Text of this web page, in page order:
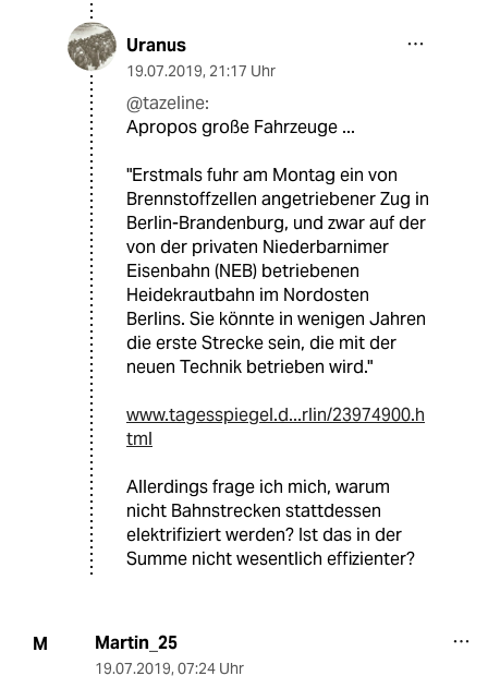
Uranus
19.07.2019, 21:17 Uhr
@tazeline:
Apropos große Fahrzeuge ...
"Erstmals fuhr am Montag ein von
Brennstoffzellen angetriebener Zug in
Berlin-Brandenburg, und zwar auf der
von der privaten Niederbarnimer
Eisenbahn (NEB) betriebenen
Heidekrautbahn im Nordosten
Berlins. Sie könnte in wenigen Jahren
die erste Strecke sein, die mit der
neuen Technik betrieben wird."
www.tagesspiegel.d...rlin/23974900.h
tml
Allerdings frage ich mich, warum
nicht Bahnstrecken stattdessen
elektrifiziert werden? Ist das in der
Summe nicht wesentlich effizienter?
M Martin_25
19.07.2019, 07:24 Uhr